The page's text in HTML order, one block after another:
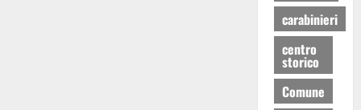
carabinieri
centro
storico
Comune